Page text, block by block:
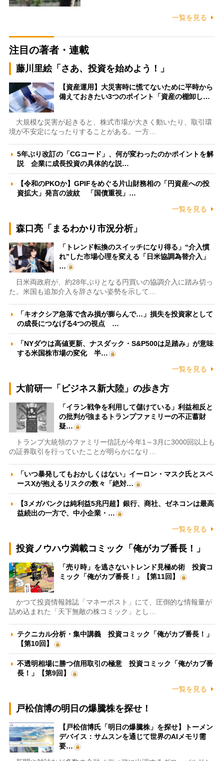
一覧を見る
注目の著者・連載
藤川里絵「さあ、投資を始めよう！」
【資産運用】大災害時に慌てないために平時から
備えておきたい3つのポイント「資産の棚卸し…
大規模な災害が起きると、株式市場が大きく動いたり、取引環
境が不安定になったりすることがある。一方…
5年ぶり改訂の「CGコード」、何が変わったのかポイントを解
説 企業に成長投資の具体的な説…
【令和のPKOか】GPIFをめぐる片山財務相の「円資産への投
資拡大」発言の波紋 「国債重視」…
一覧を見る
森口亮「まるわかり市況分析」
「トレンド転換のスイッチになり得る」“介入慣
れ”した市場心理を変える「日米協調為替介入」
…
日米両政府が、約28年ぶりとなる円買いの協調介入に踏み切っ
た。米国も追加介入を辞さない姿勢を示して…
「キオクシア急落で含み損が膨らんで…」損失を投資家として
の成長につなげる4つの視点 …
「NYダウは高値更新、ナスダック・S&P500は足踏み」が意味
する米国株市場の変化 半…
一覧を見る
大前研一「ビジネス新大陸」の歩き方
「イラン戦争を利用して儲けている」利益相反と
の批判が強まるトランプファミリーの不正蓄財
疑…
トランプ大統領のファミリー信託が今年1～3月に3000回以上も
の証券取引を行っていたことが明らかになり…
「いつ暴発してもおかしくはない」イーロン・マスク氏とスペ
ースXが抱えるリスクの数々「絶対…
【3メガバンクは純利益5兆円超】銀行、商社、ゼネコンは最高
益続出の一方で、中小企業・…
一覧を見る
投資ノウハウ満載コミック「俺がカブ番長！」
「売り時」を逃さないトレンド見極め術 投資コ
ミック「俺がカブ番長！」【第11回】
かつて投資情報雑誌「マネーポスト」にて、圧倒的な情報量が
詰め込まれた「天下無敵の株コミック」とし…
テクニカル分析・集中講義 投資コミック「俺がカブ番長！」
【第10回】
不透明相場に勝つ信用取引の極意 投資コミック「俺がカブ番
長！」【第9回】
一覧を見る
戸松信博の明日の爆騰株を探せ！
【戸松信博氏「明日の爆騰株」を探せ】トーメン
デバイス：サムスンを通じて世界のAIメモリ需
要…